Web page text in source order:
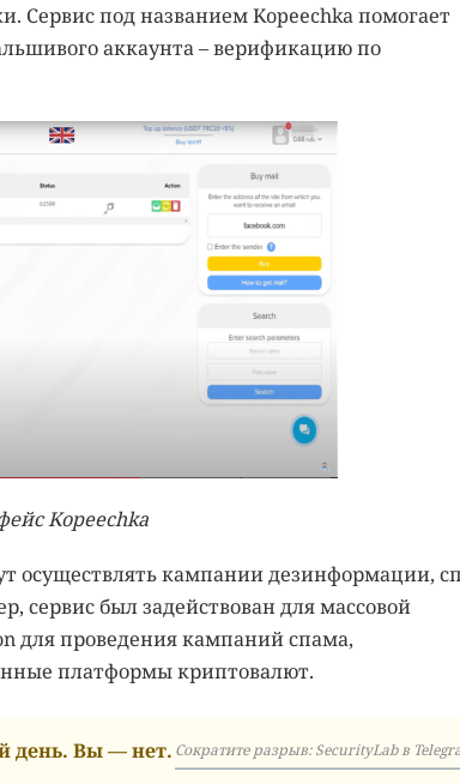
Сервис под названием Kopeechka помогает
аккаунта – верификацию по
Kopeechka
осуществлять кампании дезинформации,
сервис был задействован для массовой
для проведения кампаний спама,
платформы криптовалют.
день. Вы — нет. Сократите разрыв: SecurityLab в